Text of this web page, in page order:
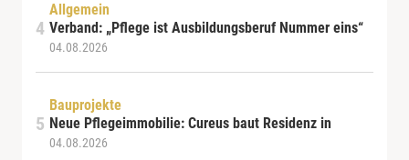
Allgemein
Verband: „Pflege ist Ausbildungsberuf Nummer eins“
04.08.2026
Bauprojekte
Neue Pflegeimmobilie: Cureus baut Residenz in
04.08.2026